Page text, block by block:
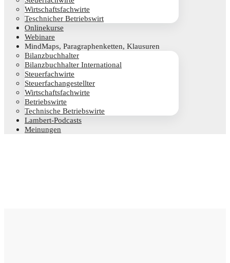
Wirt­schafts­fach­wir­te
Teschni­cher Betriebswirt
Online­kur­se
Web­i­na­re
Mind­Maps, Para­gra­phen­ket­ten, Klausuren
Bilanz­buch­hal­ter
Bilanz­buch­hal­ter International
Steu­er­fach­wir­te
Steu­er­fach­an­ge­stell­ter
Wirt­schafts­fach­wir­te
Betriebs­wir­te
Tech­ni­sche Betriebswirte
Lam­­bert-Pod­­casts
Mei­nun­gen